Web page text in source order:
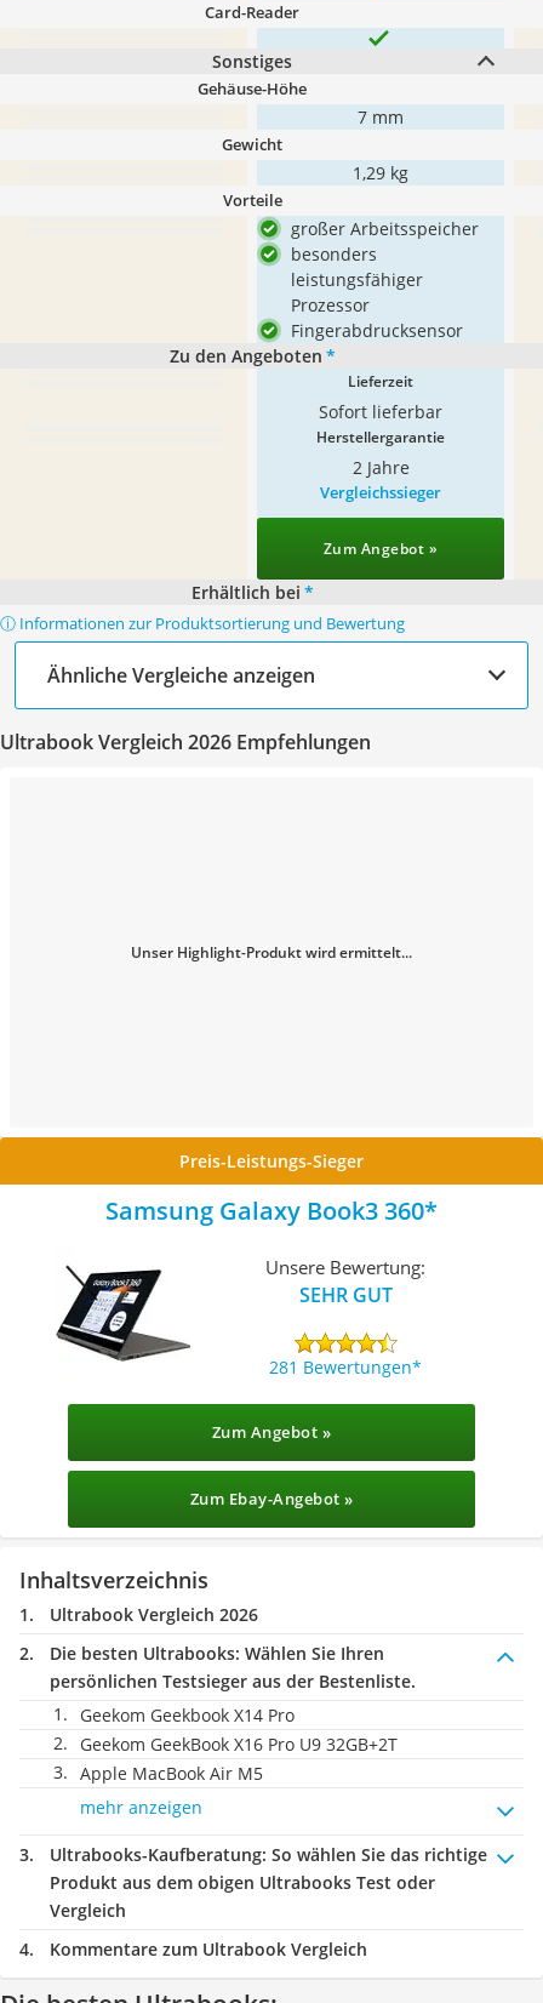
Card-Reader
Sonstiges
Gehäuse-Höhe
7 mm
Gewicht
1,29 kg
Vorteile
großer Arbeitsspeicher
besonders
leistungsfähiger
Prozessor
Fingerabdrucksensor
Zu den Angeboten *
Lieferzeit
Sofort lieferbar
Herstellergarantie
2 Jahre
Vergleichssieger
Zum Angebot »
Erhältlich bei *
ⓘ Informationen zur Produktsortierung und Bewertung
Ähnliche Vergleiche anzeigen
Ultrabook Vergleich 2026 Empfehlungen
Unser Highlight-Produkt wird ermittelt...
Preis-Leistungs-Sieger
Samsung Galaxy Book3 360
Unsere Bewertung:
SEHR GUT
281 Bewertungen
Zum Angebot »
Zum Ebay-Angebot »
Inhaltsverzeichnis
Ultrabook Vergleich 2026
Die besten Ultrabooks: Wählen Sie Ihren
persönlichen Testsieger aus der Bestenliste.
Geekom Geekbook X14 Pro
Geekom GeekBook X16 Pro U9 32GB+2T
Apple MacBook Air M5
mehr anzeigen
Ultrabooks-Kaufberatung: So wählen Sie das richtige
Produkt aus dem obigen Ultrabooks Test oder
Vergleich
Kommentare zum Ultrabook Vergleich